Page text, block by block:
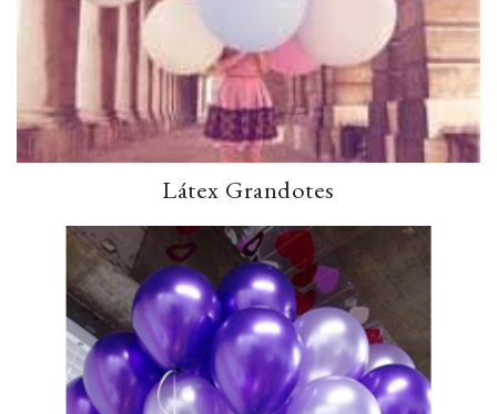
Látex Grandotes